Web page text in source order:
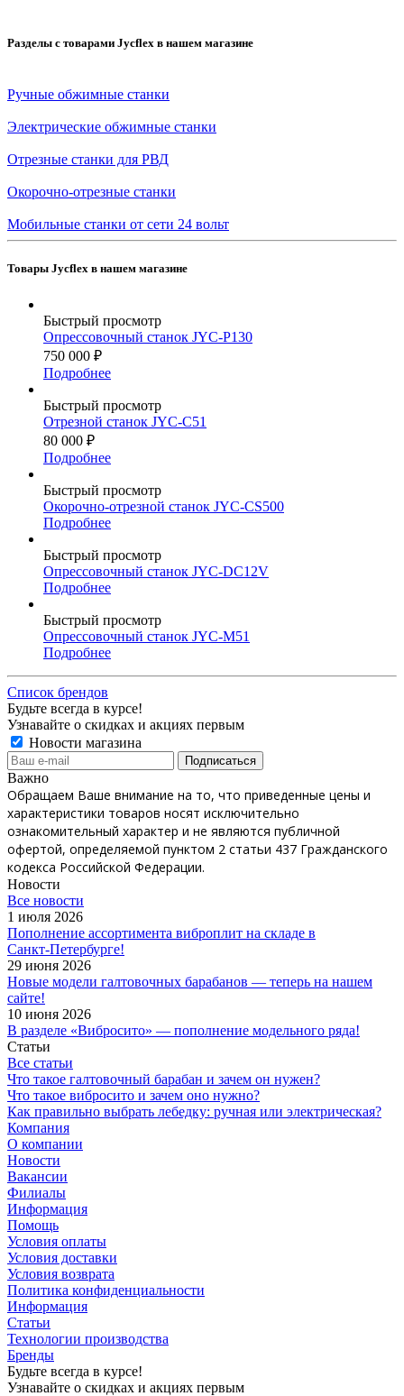
Разделы с товарами Jycflex в нашем магазине
Ручные обжимные станки
Электрические обжимные станки
Отрезные станки для РВД
Окорочно-отрезные станки
Мобильные станки от сети 24 вольт
Товары Jycflex в нашем магазине
Быстрый просмотр
Опрессовочный станок JYC-P130
750 000 ₽
Подробнее
Быстрый просмотр
Отрезной станок JYC-C51
80 000 ₽
Подробнее
Быстрый просмотр
Окорочно-отрезной станок JYC-CS500
Подробнее
Быстрый просмотр
Опрессовочный станок JYC-DC12V
Подробнее
Быстрый просмотр
Опрессовочный станок JYC-M51
Подробнее
Список брендов
Будьте всегда в курсе!
Узнавайте о скидках и акциях первым
Новости магазина
Важно
Обращаем Ваше внимание на то, что приведенные цены и
характеристики товаров носят исключительно
ознакомительный характер и не являются публичной
офертой, определяемой пунктом 2 статьи 437 Гражданского
кодекса Российской Федерации.
Новости
Все новости
1 июля 2026
Пополнение ассортимента виброплит на складе в
Санкт‑Петербурге!
29 июня 2026
Новые модели галтовочных барабанов — теперь на нашем
сайте!
10 июня 2026
В разделе «Вибросито» — пополнение модельного ряда!
Статьи
Все статьи
Что такое галтовочный барабан и зачем он нужен?
Что такое вибросито и зачем оно нужно?
Как правильно выбрать лебедку: ручная или электрическая?
Компания
О компании
Новости
Вакансии
Филиалы
Информация
Помощь
Условия оплаты
Условия доставки
Условия возврата
Политика конфиденциальности
Информация
Статьи
Технологии производства
Бренды
Будьте всегда в курсе!
Узнавайте о скидках и акциях первым